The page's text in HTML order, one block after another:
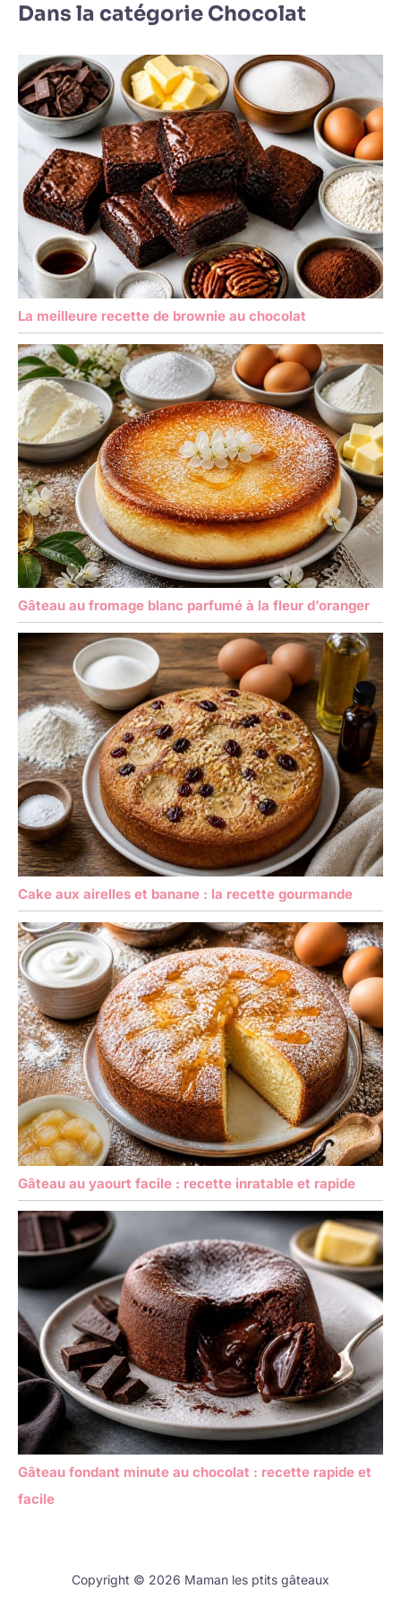
Dans la catégorie Chocolat
La meilleure recette de brownie au chocolat
Gâteau au fromage blanc parfumé à la fleur d’oranger
Cake aux airelles et banane : la recette gourmande
Gâteau au yaourt facile : recette inratable et rapide
Gâteau fondant minute au chocolat : recette rapide et
facile
Copyright © 2026 Maman les ptits gâteaux